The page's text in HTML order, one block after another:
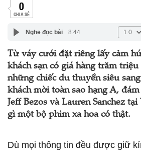
0
CHIA SẺ
Nghe đọc bài 8:44
Từ váy cưới đặt riêng lấy cảm
khách sạn có giá hàng trăm
những chiếc du thuyền siêu
khách mời toàn sao hạng A,
Jeff Bezos và Lauren Sanchez
gì một bộ phim xa hoa có thật.
Dù mọi thông tin đều được giữ